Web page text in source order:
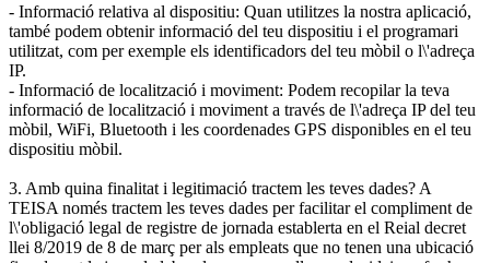
- Informació relativa al dispositiu: Quan utilitzes la nostra aplicació,
també podem obtenir informació del teu dispositiu i el programari
utilitzat, com per exemple els identificadors del teu mòbil o l\'adreça
IP.
- Informació de localització i moviment: Podem recopilar la teva
informació de localització i moviment a través de l\'adreça IP del teu
mòbil, WiFi, Bluetooth i les coordenades GPS disponibles en el teu
dispositiu mòbil.
3. Amb quina finalitat i legitimació tractem les teves dades? A
TEISA només tractem les teves dades per facilitar el compliment de
l\'obligació legal de registre de jornada establerta en el Reial decret
llei 8/2019 de 8 de març per als empleats que no tenen una ubicació